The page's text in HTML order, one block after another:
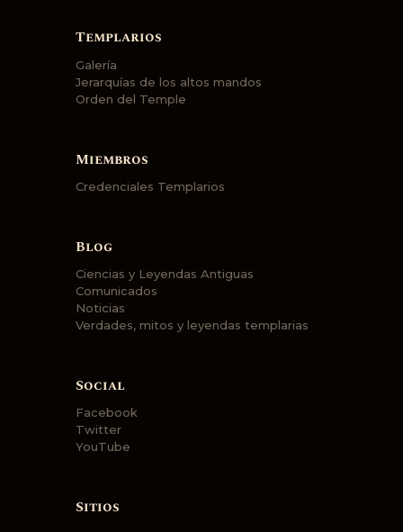
Templarios
Galería
Jerarquías de los altos mandos
Orden del Temple
Miembros
Credenciales Templarios
Blog
Ciencias y Leyendas Antiguas
Comunicados
Noticias
Verdades, mitos y leyendas templarias
Social
Facebook
Twitter
YouTube
Sitios